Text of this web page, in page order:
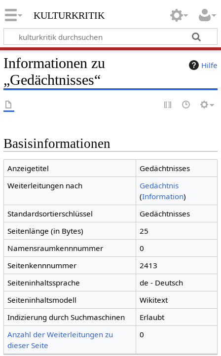
kulturkritik
Hilfe
Informationen zu
„Gedächtnisses“
Basisinformationen
Anzeigetitel
Gedächtnisses
Weiterleitungen nach
Gedächtnis
(Information)
Standardsortierschlüssel
Gedächtnisses
Seitenlänge (in Bytes)
25
Namensraumkennnummer
0
Seitenkennnummer
2413
Seiteninhaltssprache
de - Deutsch
Seiteninhaltsmodell
Wikitext
Indizierung durch Suchmaschinen
Erlaubt
Anzahl der Weiterleitungen zu
dieser Seite
0